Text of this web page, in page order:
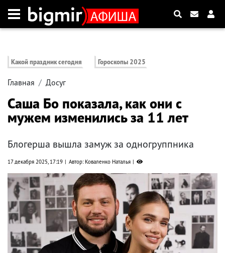
Какой праздник сегодня Гороскопы 2025
Главная Досуг
Саша Бо показала, как они с
мужем изменились за 11 лет
Блогерша вышла замуж за одногруппника
17 декабря 2025, 17:19 Автор: Коваленко Наталья